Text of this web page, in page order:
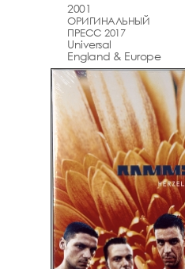
2001
ОРИГИНАЛЬНЫЙ
ПРЕСС 2017
Universal
England & Europe